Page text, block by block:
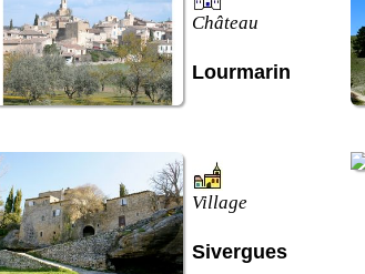
Château
Lourmarin
Village
Sivergues